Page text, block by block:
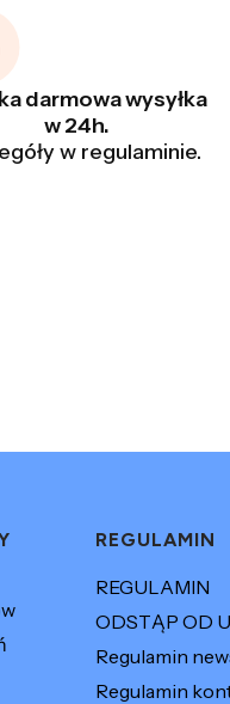
darmowa wysyłka
w 24h.
w regulaminie.
REGULAMIN
REGULAMIN
ODSTĄP OD
Regulamin
Regulamin